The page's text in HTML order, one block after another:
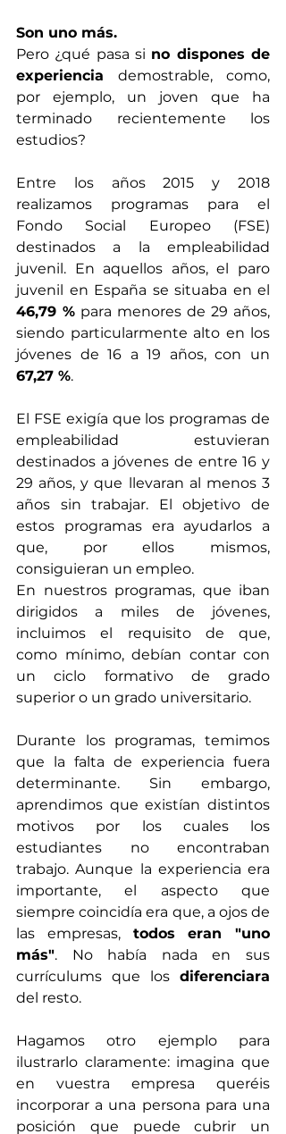
Son uno más.
Pero ¿qué pasa si no dispones de
experiencia demostrable, como,
por ejemplo, un joven que ha
terminado recientemente los
estudios?
Entre los años 2015 y 2018
realizamos programas para el
Fondo Social Europeo (FSE)
destinados a la empleabilidad
juvenil. En aquellos años, el paro
46,79 % para menores de 29 años,
siendo particularmente alto en los
67,27 %.
El FSE exigía que los programas de
empleabilidad estuvieran
destinados a jóvenes de entre 16 y
29 años, y que llevaran al menos 3
años sin trabajar. El objetivo de
estos programas era ayudarlos a
que, por ellos mismos,
consiguieran un empleo.
En nuestros programas, que iban
dirigidos a miles de jóvenes,
incluimos el requisito de que,
como mínimo, debían contar con
un ciclo formativo de grado
superior o un grado universitario.
Durante los programas, temimos
que la falta de experiencia fuera
determinante. Sin embargo,
aprendimos que existían distintos
motivos por los cuales los
estudiantes no encontraban
trabajo. Aunque la experiencia era
importante, el aspecto que
siempre coincidía era que, a ojos de
las empresas, todos eran "uno
más". No había nada en sus
currículums que los diferenciara
del resto.
Hagamos otro ejemplo para
ilustrarlo claramente: imagina que
en vuestra empresa queréis
incorporar a una persona para una
posición que puede cubrir un